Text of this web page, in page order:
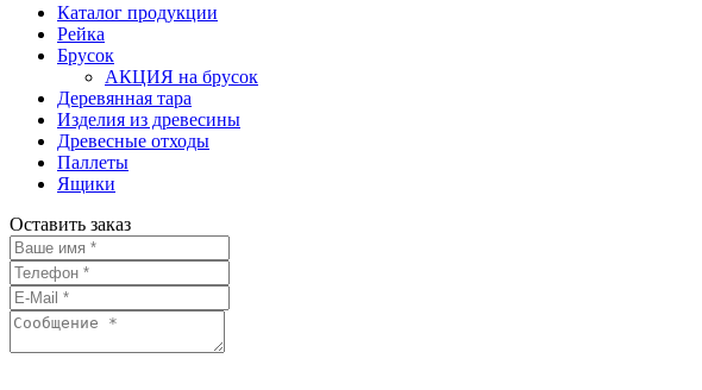
Каталог продукции
Рейка
Брусок
АКЦИЯ на брусок
Деревянная тара
Изделия из древесины
Древесные отходы
Паллеты
Ящики
Оставить заказ